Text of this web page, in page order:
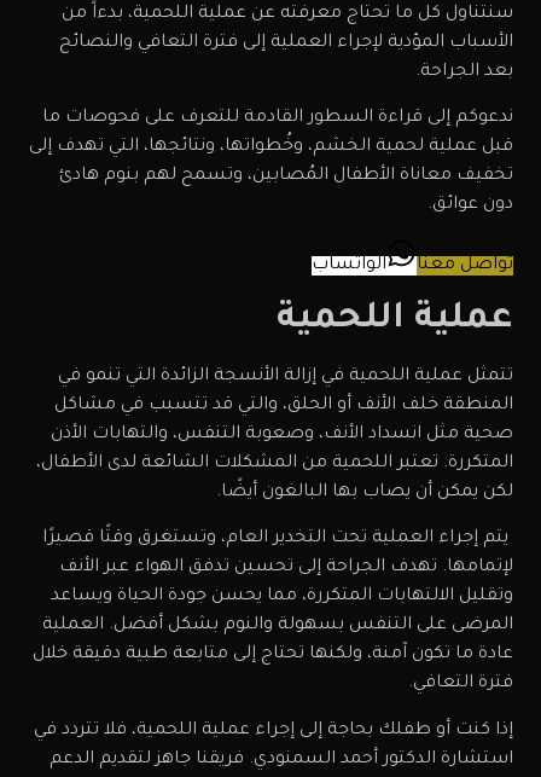
سنتناول كل ما تحتاج معرفته عن عملية اللحمية، بدءاً من
الأسباب المؤدية لإجراء العملية إلى فترة التعافي والنصائح
بعد الجراحة.
ندعوكم إلى قراءة السطور القادمة للتعرف على فحوصات ما
قبل عملية لحمية الخشم، وخُطواتها، ونتائجها، التي تهدف إلى
تخفيف معاناة الأطفال المُصابين، وتسمح لهم بنوم هادئ
دون عوائق.
تواصل معنا الواتساب
عملية اللحمية
تتمثل عملية اللحمية في إزالة الأنسجة الزائدة التي تنمو في
المنطقة خلف الأنف أو الحلق، والتي قد تتسبب في مشاكل
صحية مثل انسداد الأنف، وصعوبة التنفس، والتهابات الأذن
المتكررة. تعتبر اللحمية من المشكلات الشائعة لدى الأطفال،
لكن يمكن أن يصاب بها البالغون أيضًا.
يتم إجراء العملية تحت التخدير العام، وتستغرق وقتًا قصيرًا
لإتمامها. تهدف الجراحة إلى تحسين تدفق الهواء عبر الأنف
وتقليل الالتهابات المتكررة، مما يحسن جودة الحياة ويساعد
المرضى على التنفس بسهولة والنوم بشكل أفضل. العملية
عادة ما تكون آمنة، ولكنها تحتاج إلى متابعة طبية دقيقة خلال
فترة التعافي.
إذا كنت أو طفلك بحاجة إلى إجراء عملية اللحمية، فلا تتردد في
استشارة الدكتور أحمد السمنودي. فريقنا جاهز لتقديم الدعم